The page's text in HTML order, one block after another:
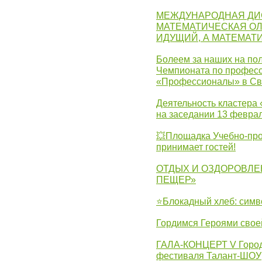
МЕЖДУНАРОДНАЯ
МАТЕМАТИЧЕСКАЯ
ИДУЩИЙ, А
Болеем за наших на
Чемпионата по
«Профессионалы» в
Деятельность
на заседании 13
💥Площадка Учебно-
принимает гостей!
ОТДЫХ И
ПЕЩЕР»
⭐Блокадный хлеб:
Гордимся Героями
ГАЛА-КОНЦЕРТ V
фестиваля Талант-ШОУ